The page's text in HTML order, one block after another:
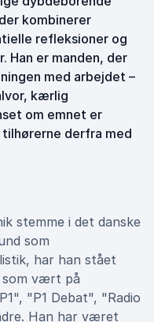
kombinerer
refleksioner og
Han er manden, der
med arbejdet –
kærlig
om emnet er
derfra med
stemme i det danske
som
har han stået
som vært på
"P1 Debat", "Radio
Han har været